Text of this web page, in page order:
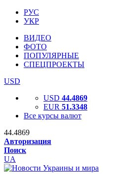
РУС
УКР
ВИДЕО
ФОТО
ПОПУЛЯРНЫЕ
СПЕЦПРОЕКТЫ
USD
USD 44.4869
EUR 51.3348
Все курсы валют
44.4869
Авторизация
Поиск
UA